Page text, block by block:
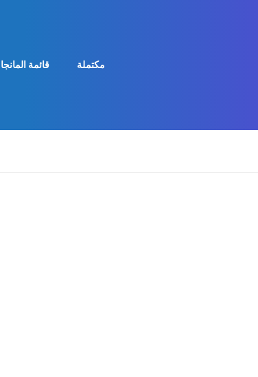
قائمة المانجا مكتملة